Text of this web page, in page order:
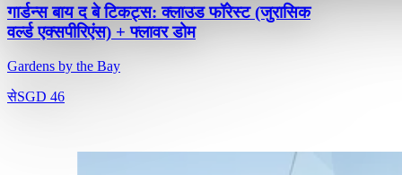
गार्डन्स बाय द बे टिकट्स: क्लाउड फॉरेस्ट (जुरासिक
वर्ल्ड एक्सपीरिएंस) + फ्लावर डोम
Gardens by the Bay
सेSGD 46